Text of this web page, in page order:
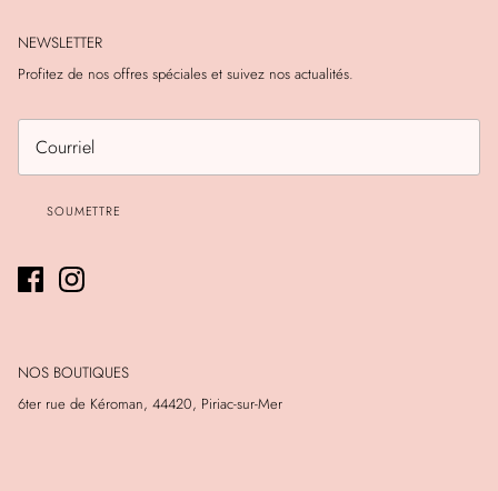
NEWSLETTER
Profitez de nos offres spéciales et suivez nos actualités.
SOUMETTRE
NOS BOUTIQUES
6ter rue de Kéroman, 44420, Piriac-sur-Mer